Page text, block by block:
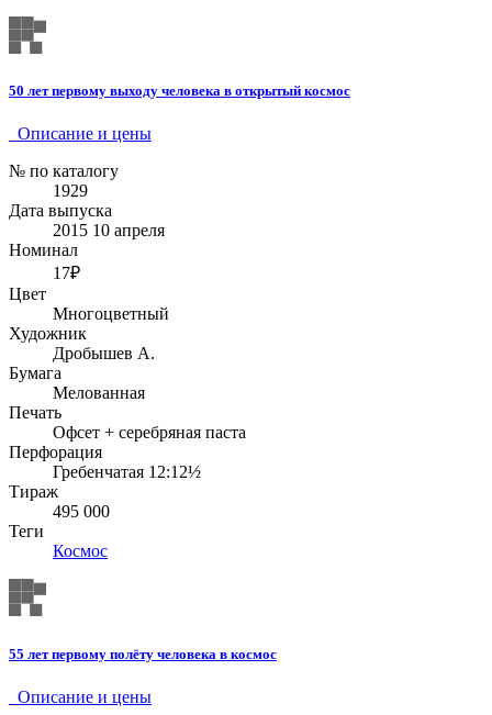
50 лет первому выходу человека в открытый космос
Описание и цены
№ по каталогу
1929
Дата выпуска
2015 10 апреля
Номинал
17₽
Цвет
Многоцветный
Художник
Дробышев А.
Бумага
Мелованная
Печать
Офсет + серебряная паста
Перфорация
Гребенчатая 12:12½
Тираж
495 000
Теги
Космос
55 лет первому полёту человека в космос
Описание и цены